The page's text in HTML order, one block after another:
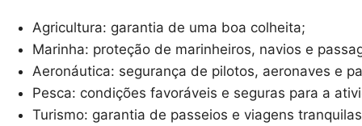
Agricultura: garantia de uma boa colheita;
Marinha: proteção de marinheiros, navios e
Aeronáutica: segurança de pilotos, aeronaves e
Pesca: condições favoráveis e seguras para a
Turismo: garantia de passeios e viagens